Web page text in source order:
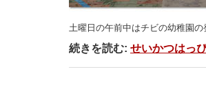
土曜日の午前中はチビの幼稚園の
続きを読む: せいかつはっ